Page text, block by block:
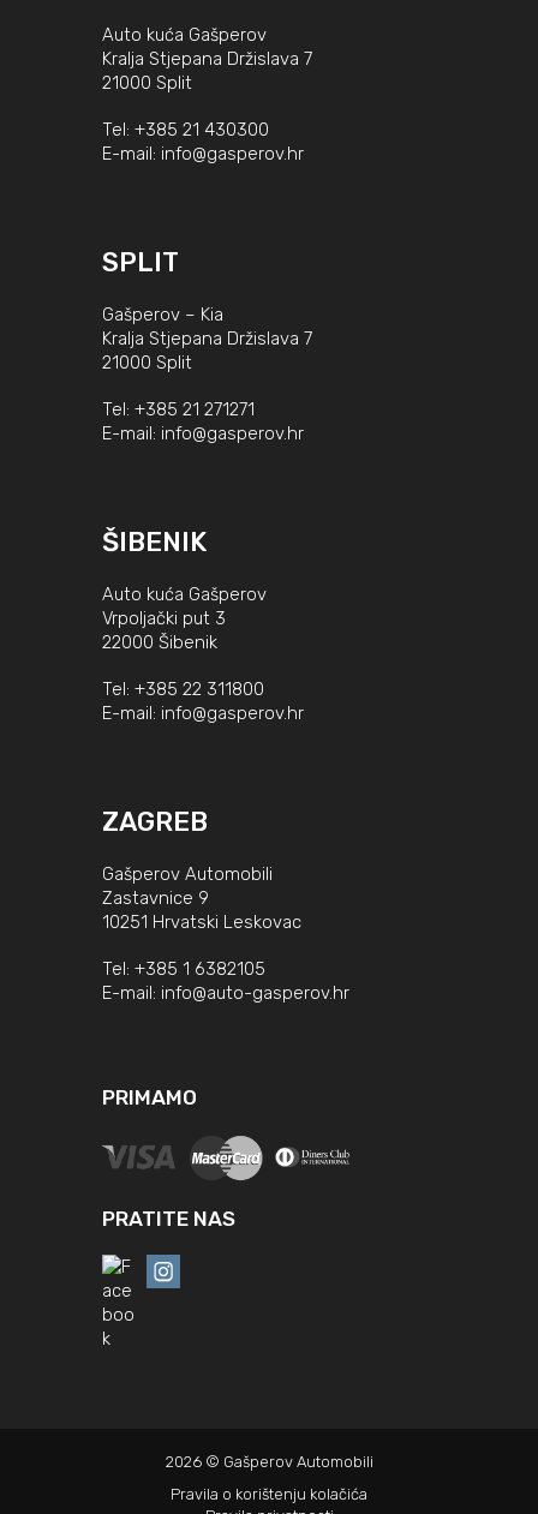
Auto kuća Gašperov
Kralja Stjepana Držislava 7
21000 Split
Tel: +385 21 430300
E-mail: info@gasperov.hr
SPLIT
Gašperov – Kia
Kralja Stjepana Držislava 7
21000 Split
Tel: +385 21 271271
E-mail: info@gasperov.hr
ŠIBENIK
Auto kuća Gašperov
Vrpoljački put 3
22000 Šibenik
Tel: +385 22 311800
E-mail: info@gasperov.hr
ZAGREB
Gašperov Automobili
Zastavnice 9
10251 Hrvatski Leskovac
Tel: +385 1 6382105
E-mail: info@auto-gasperov.hr
PRIMAMO
PRATITE NAS
2026 © Gašperov Automobili
Pravila o korištenju kolačića